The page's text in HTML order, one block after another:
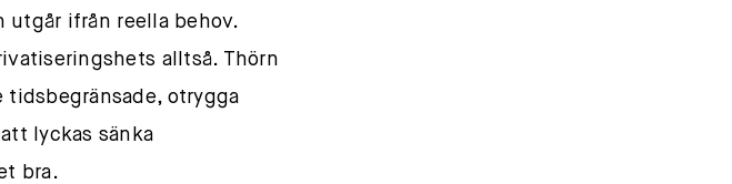
utgår ifrån reella behov.
alltså. Thörn
otrygga
lyckas sänka
bra.